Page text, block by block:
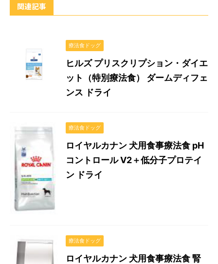
関連記事
療法食ドッグ
ヒルズ プリスクリプション・ダイエ
ット（特別療法食） ダームディフェ
ンス ドライ
療法食ドッグ
ロイヤルカナン 犬用食事療法食 pH
コントロール V2＋低分子プロテイ
ン ドライ
療法食ドッグ
ロイヤルカナン 犬用食事療法食 腎